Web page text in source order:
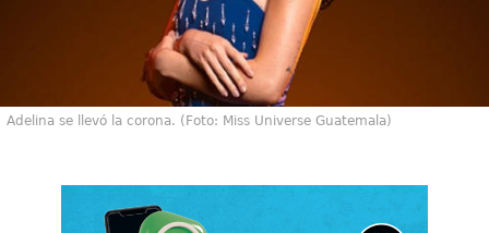
Adelina se llevó la corona. (Foto: Miss Universe Guatemala)